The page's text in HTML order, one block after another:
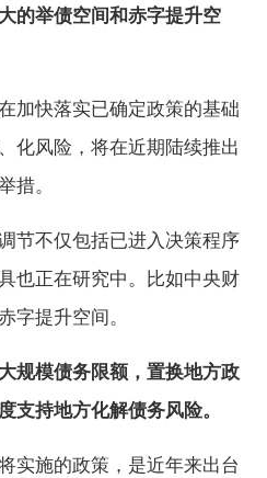
举债空间和赤字提升空
快落实已确定政策的基础
化风险，将在近期陆续推出
措。
不仅包括已进入决策程序
也正在研究中。比如中央财
字提升空间。
模债务限额，置换地方政
支持地方化解债务风险。
施的政策，是近年来出台